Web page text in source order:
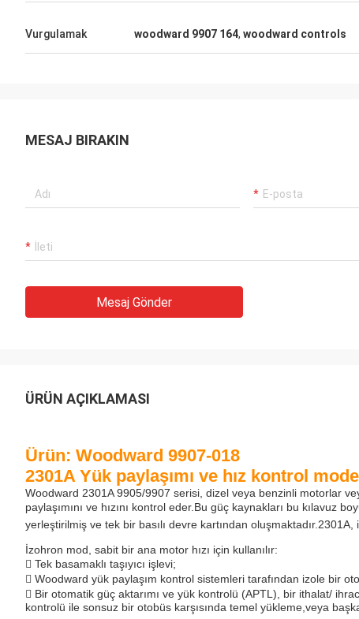
Sumset International Trading Co., Limited
Böyle iyi bir
Vurgulamak woodward 9907 164, woodward controls
MESAJ BIRAKIN
Mesaj Gönder
ÜRÜN AÇIKLAMASI
Ürün: Woodward 9907-018
2301A Yük paylaşımı ve hız kontrol
Woodward 2301A 9905/9907 serisi, dizel veya benzinli motorlar
paylaşımını ve hızını kontrol eder.Bu güç kaynakları bu kılavuz
yerleştirilmiş ve tek bir basılı devre kartından
İzohron mod, sabit bir ana motor hızı için kullanılır:
 Tek basamaklı taşıyıcı işlevi;
 Woodward yük paylaşım kontrol sistemleri tarafından izole bir
 Bir otomatik güç aktarımı ve yük kontrolü (APTL), bir ithalat/
kontrolü ile sonsuz bir otobüs karşısında temel yükleme,veya